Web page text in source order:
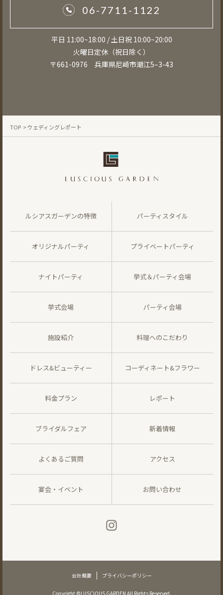
06-7711-1122
平日 11:00~18:00 / 土日祝 10:00~20:00
火曜日定休（祝日除く）
〒661-0976 兵庫県尼崎市潮江5–3-43
TOP > ウェディングレポート
ルシアスガーデンの特徴 パーティスタイル
オリジナルパーティ プライベートパーティ
ナイトパーティ 挙式＆パーティ会場
挙式会場 パーティ会場
施設紹介 料理へのこだわり
ドレス&ビューティー コーディネート&フラワー
料金プラン レポート
ブライダルフェア 新着情報
よくあるご質問 アクセス
宴会・イベント お問い合わせ
会社概要 プライバシーポリシー
Copyright ©LUSCIOUS GARDEN All Rights Reserved.